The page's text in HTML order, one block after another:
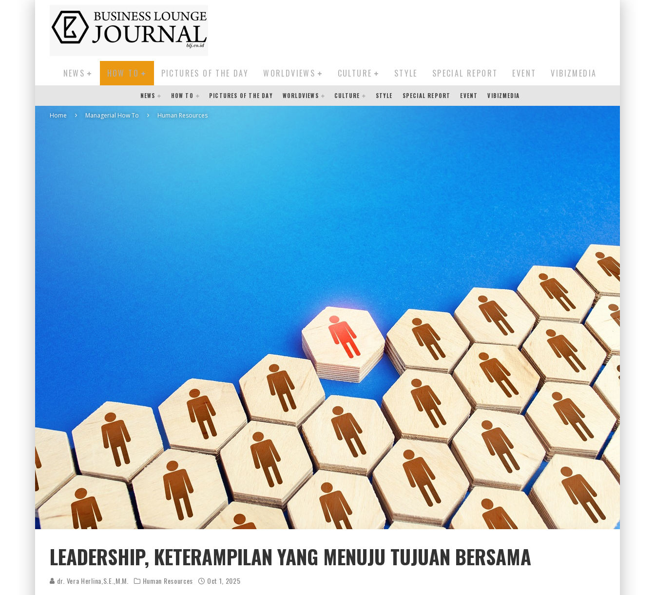
NEWS HOW TO PICTURES OF THE DAY WORLDVIEWS CULTURE STYLE SPECIAL REPORT EVENT VIBIZMEDIA
NEWS HOW TO PICTURES OF THE DAY WORLDVIEWS CULTURE STYLE SPECIAL REPORT EVENT VIBIZMEDIA
Home Managerial How To Human Resources
LEADERSHIP, KETERAMPILAN YANG MENUJU TUJUAN BERSAMA
dr. Vera Herlina,S.E.,M.M. Human Resources Oct 1, 2025